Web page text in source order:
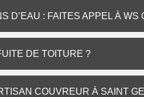
D’EAU : FAITES APPEL À WS
DE TOITURE ?
COUVREUR À SAINT